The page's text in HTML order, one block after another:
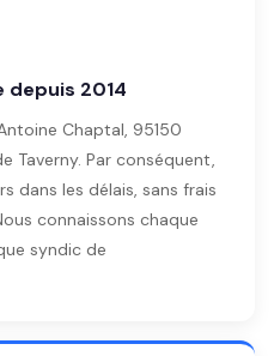
depuis 2014
Chaptal, 95150
Taverny. Par conséquent,
dans les délais, sans frais
connaissons chaque
syndic de